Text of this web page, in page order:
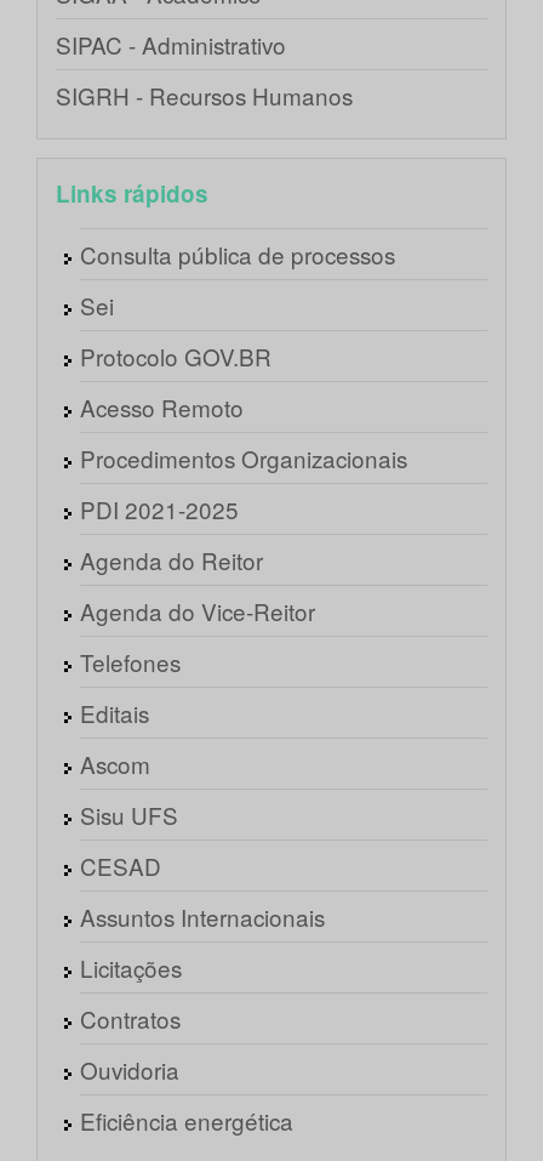
SIPAC - Administrativo
SIGRH - Recursos Humanos
Links rápidos
Consulta pública de processos
Sei
Protocolo GOV.BR
Acesso Remoto
Procedimentos Organizacionais
PDI 2021-2025
Agenda do Reitor
Agenda do Vice-Reitor
Telefones
Editais
Ascom
Sisu UFS
CESAD
Assuntos Internacionais
Licitações
Contratos
Ouvidoria
Eficiência energética